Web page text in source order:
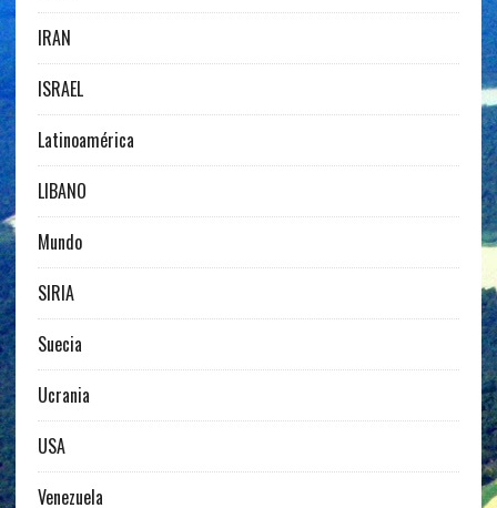
IRAN
ISRAEL
Latinoamérica
LIBANO
Mundo
SIRIA
Suecia
Ucrania
USA
Venezuela